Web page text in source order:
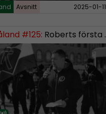
Avsnitt 2025-01-11
#125: Roberts första burk mjukmedel